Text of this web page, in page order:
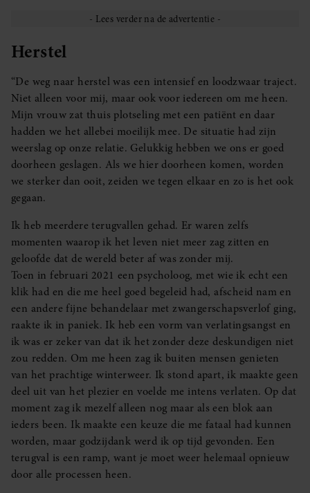
Herstel
“De weg naar herstel was een intensief en loodzwaar traject.
Niet alleen voor mij, maar ook voor iedereen om me heen.
Mijn vrouw zat thuis plotseling met een patiënt en daar
hadden we het allebei moeilijk mee. De situatie had zijn
weerslag op onze relatie. Gelukkig hebben we ons er goed
doorheen geslagen. Als we hier doorheen komen, worden
we sterker dan ooit, zeiden we tegen elkaar en zo is het ook
gegaan.
Ik heb meerdere terugvallen gehad. Er waren zelfs
momenten waarop ik het leven niet meer zag zitten en
geloofde dat de wereld beter af was zonder mij.
Toen in februari 2021 een psycholoog, met wie ik echt een
klik had en die me heel goed begeleid had, afscheid nam en
een andere fijne behandelaar met zwangerschapsverlof ging,
raakte ik in paniek. Ik heb een vorm van verlatingsangst en
ik was er zeker van dat ik het zonder deze deskundigen niet
zou redden. Om me heen zag ik buiten mensen genieten
van het prachtige winterweer. Ik stond apart, ik maakte geen
deel uit van het plezier en voelde me intens verlaten. Op dat
moment zag ik mezelf alleen nog maar als een blok aan
ieders been. Ik maakte een keuze die me fataal had kunnen
worden, maar godzijdank werd ik op tijd gevonden. Een
terugval is een ramp, want je moet weer helemaal opnieuw
door alle processen heen.